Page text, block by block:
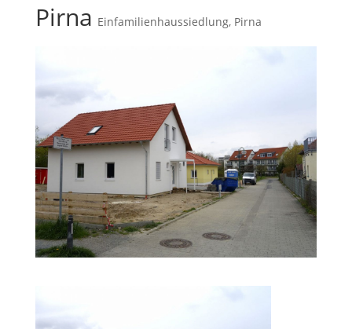
Pirna Einfamilienhaussiedlung, Pirna